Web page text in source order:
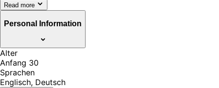
Read more
Personal Information
Alter
Anfang 30
Sprachen
Englisch, Deutsch